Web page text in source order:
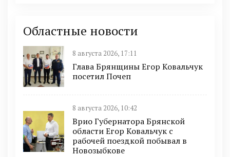
Областные новости
8 августа 2026, 17:11
Глава Брянщины Егор Ковальчук
посетил Почеп
8 августа 2026, 10:42
Врио Губернатора Брянской
области Егор Ковальчук с
рабочей поездкой побывал в
Новозыбкове